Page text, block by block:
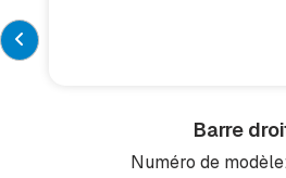
Barre
Numéro de